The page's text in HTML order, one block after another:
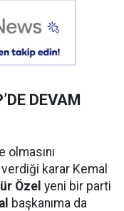
DEVAM
olmasını
karar Kemal
Özel yeni bir parti
başkanıma da